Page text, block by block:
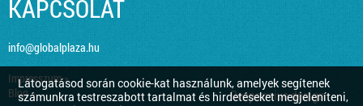
Látogatásod során cookie-kat használunk, amelyek segítenek
számunkra testreszabott tartalmat és hirdetéseket megjeleníteni,
KAPCSOLAT
info@globalplaza.hu
Impresszum »
Blog »
Responsive design